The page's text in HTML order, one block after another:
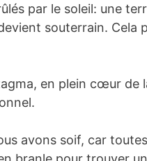
par le soleil: une
souterrain.
en plein cœur de
avons soif, car